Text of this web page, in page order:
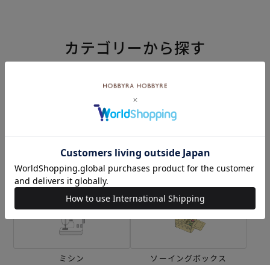
カテゴリーから探す
編み物
ミシン ソーイングボックス